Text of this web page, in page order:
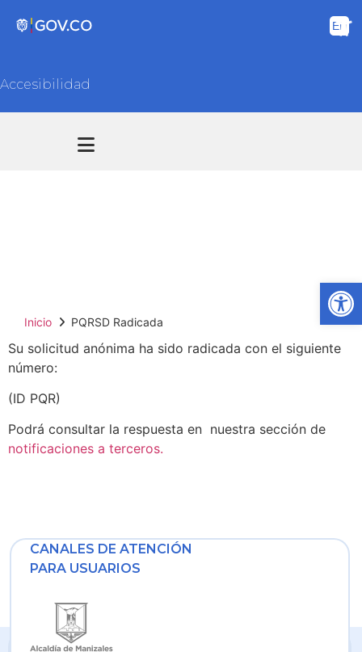
Accesibilidad
Inicio PQRSD Radicada
Su solicitud anónima ha sido radicada con el siguiente
número:
(ID PQR)
Podrá consultar la respuesta en nuestra sección de
notificaciones a terceros.
CANALES DE ATENCIÓN
PARA USUARIOS